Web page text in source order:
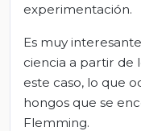
experimentación.
Es muy
ciencia a partir de
este caso, lo que
hongos que se
Flemming.